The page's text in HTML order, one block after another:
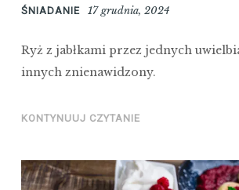
ŚNIADANIE 17 grudnia, 2024
Ryż z jabłkami przez jednych
innych znienawidzony.
KONTYNUUJ CZYTANIE